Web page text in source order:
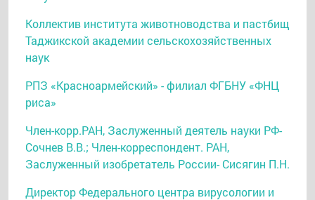
Коллектив института животноводства и пастбищ
Таджикской академии сельскохозяйственных
наук
РПЗ «Красноармейский» - филиал ФГБНУ «ФНЦ
риса»
Член-корр.РАН, Заслуженный деятель науки РФ-
Сочнев В.В.; Член-корреспондент. РАН,
Заслуженный изобретатель России- Сисягин П.Н.
Директор Федерального центра вирусологии и